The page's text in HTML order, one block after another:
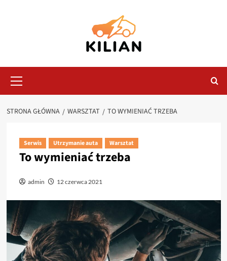
główne
STRONA GŁÓWNA WARSZTAT TO WYMIENIAĆ TRZEBA
Serwis Utrzymanie auta Warsztat
To wymieniać trzeba
admin 12 czerwca 2021